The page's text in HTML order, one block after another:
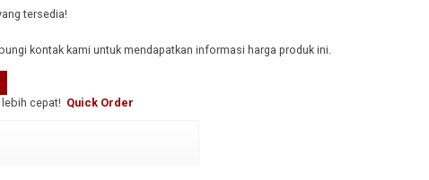
tersedia!
kontak kami untuk mendapatkan informasi harga produk ini.
lebih cepat! Quick Order